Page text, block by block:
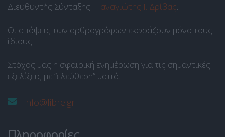
Διευθυντής Σύνταξης: Παναγιώτης Ι. Δρίβας.
Οι απόψεις των αρθρογράφων εκφράζουν μόνο τους
ίδιους.
Στόχος μας η σφαιρική ενημέρωση για τις σημαντικές
εξελίξεις με “ελεύθερη” ματιά.
info@libre.gr